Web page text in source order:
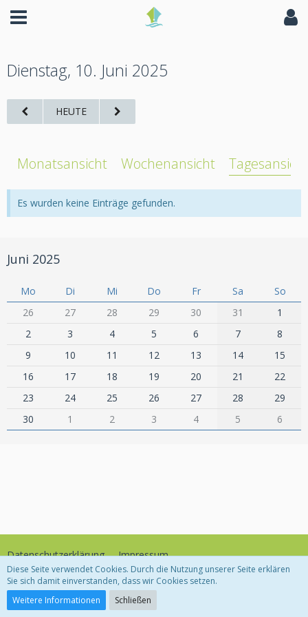
Dienstag, 10. Juni 2025
HEUTE
Monatsansicht Wochenansicht Tagesansicht
Es wurden keine Einträge gefunden.
Juni 2025
Mo Di Mi Do Fr Sa
So
26
27 28 29 30 31
1
2
3 4 5 6 7
8
9
10 11 12 13 14
15
16
17 18 19 20 21
22
23
24 25 26 27 28
29
30
1 2 3 4 5 6
Datenschutzerklärung Impressum
Community-Software:
Diese Seite verwendet Cookies. Durch die Nutzung unserer Seite erklären
Sie sich damit einverstanden, dass wir Cookies setzen.
Weitere Informationen
Schließen